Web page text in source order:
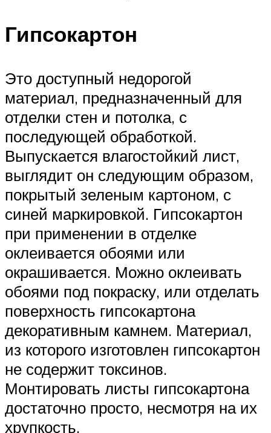
Гипсокартон
Это доступный недорогой
материал, предназначенный для
отделки стен и потолка, с
последующей обработкой.
Выпускается влагостойкий лист,
выглядит он следующим образом,
покрытый зеленым картоном, с
синей маркировкой. Гипсокартон
при применении в отделке
оклеивается обоями или
окрашивается. Можно оклеивать
обоями под покраску, или отделать
поверхность гипсокартона
декоративным камнем. Материал,
из которого изготовлен гипсокартон
не содержит токсинов.
Монтировать листы гипсокартона
достаточно просто, несмотря на их
хрупкость.